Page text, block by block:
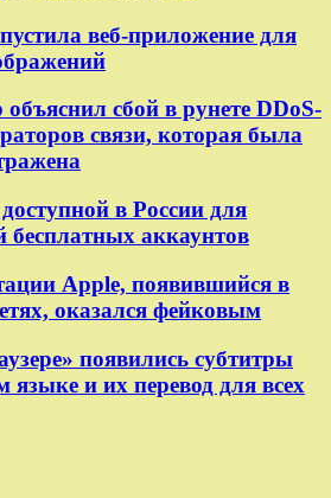
веб-приложение для
сбой в рунете DDoS-
связи, которая была
в России для
бесплатных аккаунтов
Apple, появившийся в
оказался фейковым
появились субтитры
языке и их перевод для всех